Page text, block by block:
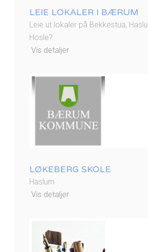
LEIE LOKALER I BÆRUM
Leie ut lokaler på Bekkestua,
Hosle?
Vis detaljer
LØKEBERG SKOLE
Haslum
Vis detaljer